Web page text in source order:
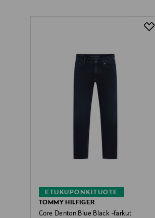
ETUKUPONKITUOTE
TOMMY HILFIGER
Core Denton Blue Black -farkut